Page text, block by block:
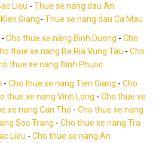
Lieu - Thue xe nang dau An
Giang- Thue xe nang dau Ca Mau
- Cho thue xe nang Binh Duong - Cho
thue xe nang Ba Ria Vung Tau - Cho
thue xe nang Binh Phuoc
- Cho thue xe nang Tien Giang - Cho
thue xe nang Vinh Long - Cho thue xe
xe nang Can Tho - Cho thue xe nang
Soc Trang - Cho thue xe nang Tra
Lieu - Cho thue xe nang An